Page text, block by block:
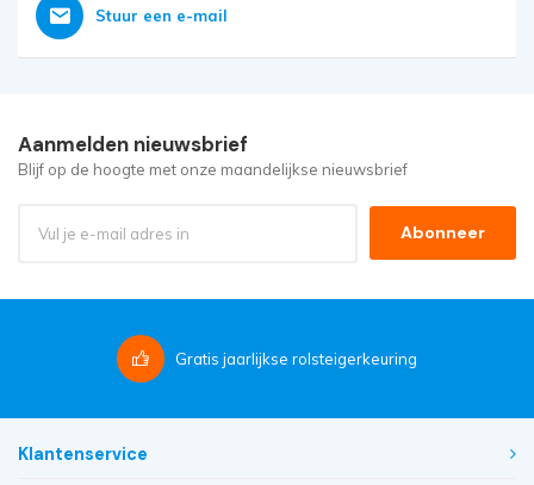
Stuur een e-mail
Aanmelden nieuwsbrief
Blijf op de hoogte met onze maandelijkse nieuwsbrief
Abonneer
Gratis jaarlijkse rolsteigerkeuring
Klantenservice